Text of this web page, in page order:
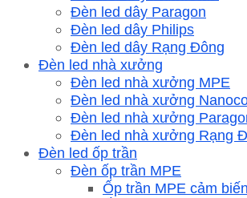
Đèn led dây Paragon
Đèn led dây Philips
Đèn led dây Rạng Đông
Đèn led nhà xưởng
Đèn led nhà xưởng MPE
Đèn led nhà xưởng
Đèn led nhà xưởng
Đèn led nhà xưởng Rạng
Đèn led ốp trần
Đèn ốp trần MPE
Ốp trần MPE cảm biến